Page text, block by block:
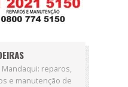
reparos,
e manutenção de